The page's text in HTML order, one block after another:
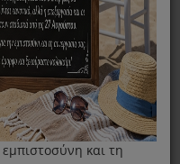
και τη